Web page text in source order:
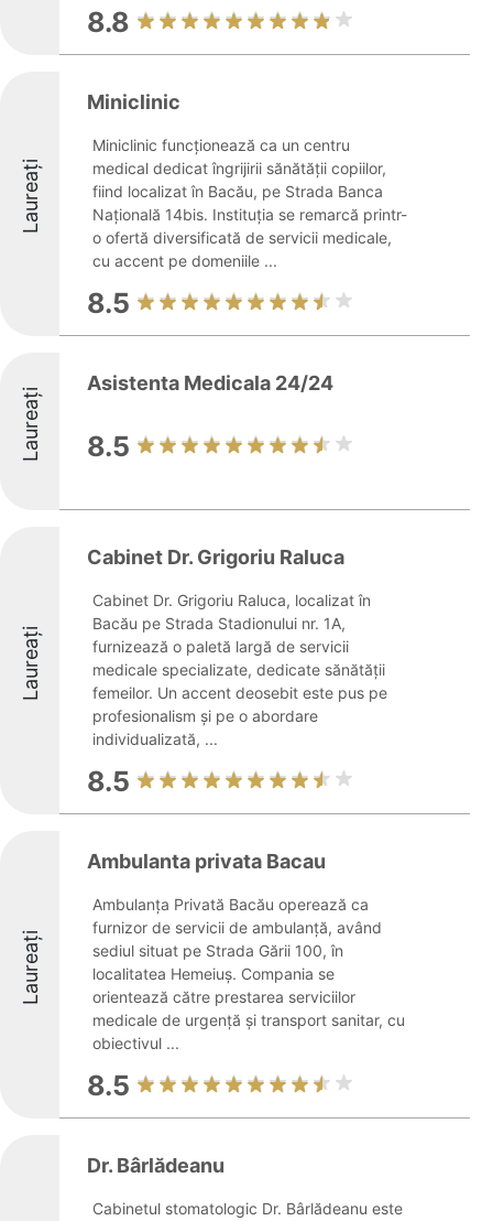
8.8
Laureați
Miniclinic
Miniclinic funcționează ca un centru
medical dedicat îngrijirii sănătății copiilor,
fiind localizat în Bacău, pe Strada Banca
Națională 14bis. Instituția se remarcă printr-
o ofertă diversificată de servicii medicale,
cu accent pe domeniile ...
8.5
Laureați
Asistenta Medicala 24/24
8.5
Laureați
Cabinet Dr. Grigoriu Raluca
Cabinet Dr. Grigoriu Raluca, localizat în
Bacău pe Strada Stadionului nr. 1A,
furnizează o paletă largă de servicii
medicale specializate, dedicate sănătății
femeilor. Un accent deosebit este pus pe
profesionalism și pe o abordare
individualizată, ...
8.5
Laureați
Ambulanta privata Bacau
Ambulanța Privată Bacău operează ca
furnizor de servicii de ambulanță, având
sediul situat pe Strada Gării 100, în
localitatea Hemeiuș. Compania se
orientează către prestarea serviciilor
medicale de urgență și transport sanitar, cu
obiectivul ...
8.5
Dr. Bârlădeanu
Cabinetul stomatologic Dr. Bârlădeanu este